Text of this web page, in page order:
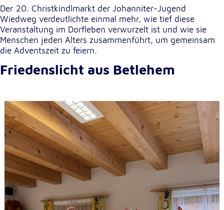
Der 20. Christkindlmarkt der Johanniter-Jugend
Wiedweg verdeutlichte einmal mehr, wie tief diese
Veranstaltung im Dorfleben verwurzelt ist und wie sie
Menschen jeden Alters zusammenführt, um gemeinsam
die Adventszeit zu feiern.
Friedenslicht aus Betlehem